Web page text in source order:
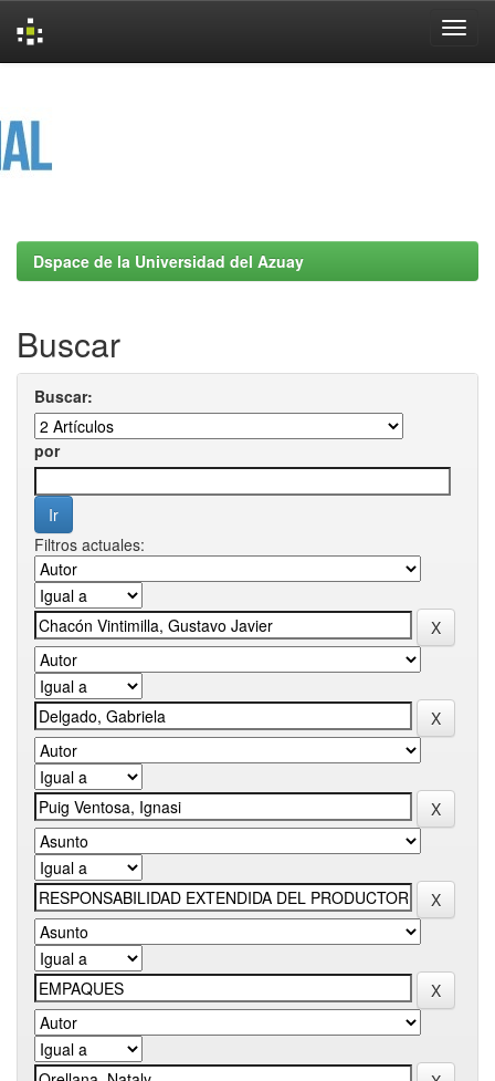
Dspace de la Universidad del Azuay
Buscar
Buscar:
por
Filtros actuales: